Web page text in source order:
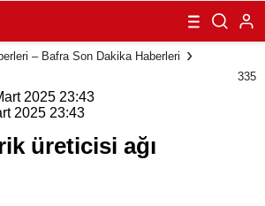
duyuruldu
– Bafra Son Dakika Haberleri
335
2025 23:43
2025 23:43
üreticisi ağı